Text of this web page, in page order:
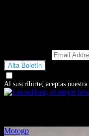
Al suscribirte, aceptas nuestra
Motogp